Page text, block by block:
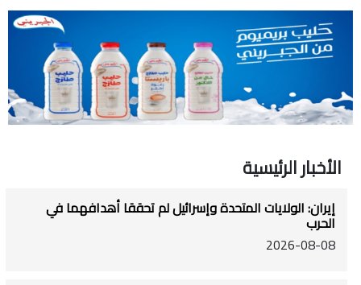
الأخبار الرئيسية
إيران: الولايات المتحدة وإسرائيل لم تحققا أهدافهما في
الحرب
2026-08-08